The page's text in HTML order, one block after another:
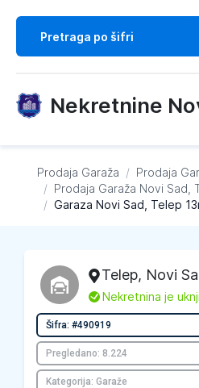
Nekretnine
Prodaja Garaža / Prodaja
/ Prodaja Garaža Novi Sad,
/ Garaza Novi Sad, Telep
Telep, Novi
L Nekretnina je
Šifra: #490919
Pregledano: 8.224
Kategorija: Garaže